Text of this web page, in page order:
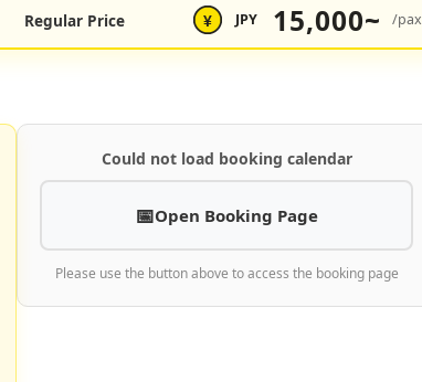
Regular Price ¥ JPY 15,000~ /pax
Could not load booking calendar
Open Booking Page
Please use the button above to access the booking page